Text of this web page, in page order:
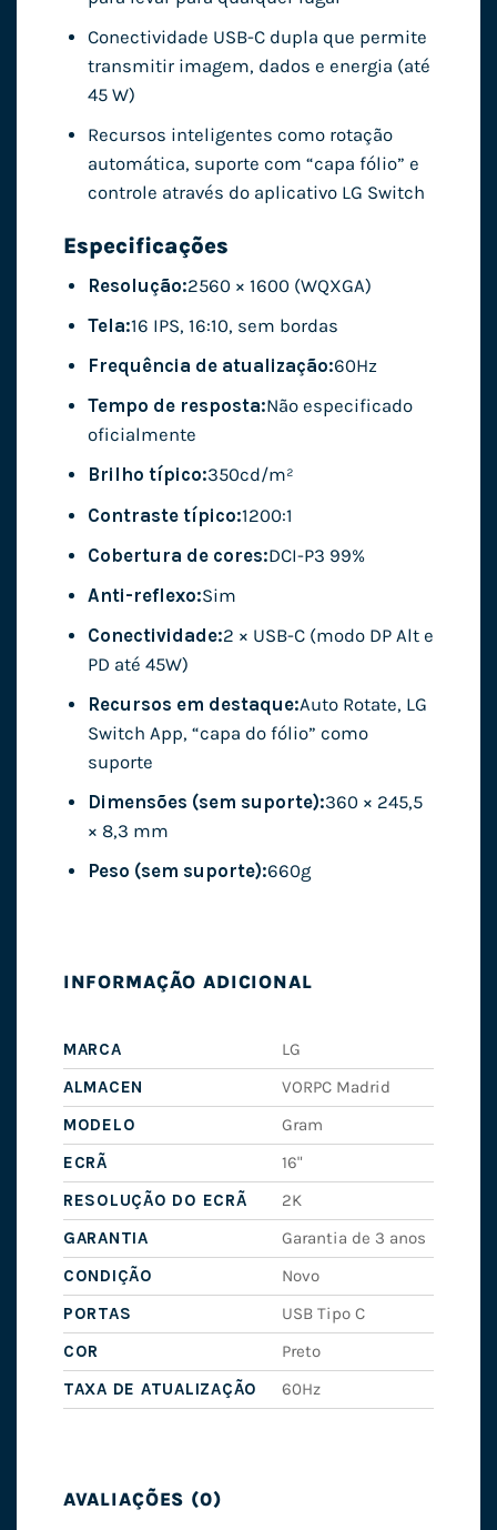
Conectividade USB-C dupla que permite
transmitir imagem, dados e energia (até
45 W)
Recursos inteligentes como rotação
automática, suporte com “capa fólio” e
controle através do aplicativo LG Switch
Especificações
Resolução:2560 × 1600 (WQXGA)
Tela:16 IPS, 16:10, sem bordas
Frequência de atualização:60Hz
Tempo de resposta:Não especificado
oficialmente
Brilho típico:350cd/m²
Contraste típico:1200:1
Cobertura de cores:DCI-P3 99%
Anti-reflexo:Sim
Conectividade:2 × USB-C (modo DP Alt e
PD até 45W)
Recursos em destaque:Auto Rotate, LG
Switch App, “capa do fólio” como
suporte
Dimensões (sem suporte):360 × 245,5
× 8,3 mm
Peso (sem suporte):660g
INFORMAÇÃO ADICIONAL
MARCA
LG
ALMACEN
VORPC Madrid
MODELO
Gram
ECRÃ
16"
RESOLUÇÃO DO ECRÃ
2K
GARANTIA
Garantia de 3 anos
CONDIÇÃO
Novo
PORTAS
USB Tipo C
COR
Preto
TAXA DE ATUALIZAÇÃO
60Hz
AVALIAÇÕES (0)